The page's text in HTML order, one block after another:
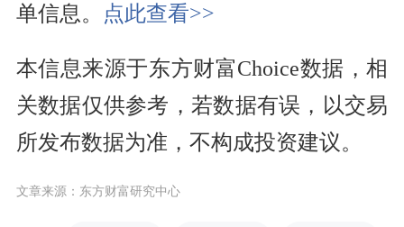
单信息。
点此查看>>
本信息来源于东方财富Choice数据，相
关数据仅供参考，若数据有误，以交易
所发布数据为准，不构成投资建议。
文章来源：东方财富研究中心